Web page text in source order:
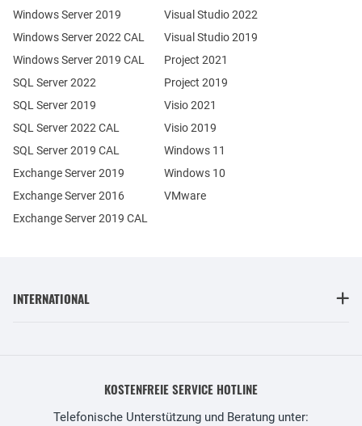
Windows Server 2019
Exchange Server 2019
Exchange Server 2016
SQL Server 2022
SQL Server 2019
Windows Server 2022 CAL
Windows Server 2019 CAL
SQL Server 2022 CAL
SQL Server 2019 CAL
Exchange Server 2019 CAL
Visual Studio 2022
Visual Studio 2019
Project 2021
Project 2019
Visio 2021
Visio 2019
Windows 11
Windows 10
VMware
INTERNATIONAL
KOSTENFREIE SERVICE HOTLINE
Telefonische Unterstützung und Beratung unter: